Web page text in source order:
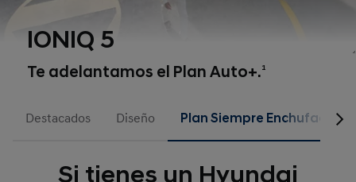
IONIQ 5
Te adelantamos el Plan Auto+.1
Destacados Diseño Plan Siempre Enchufados
Si tienes un Hyundai